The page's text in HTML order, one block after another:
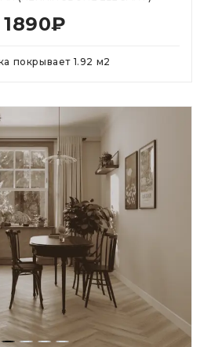
1890₽
покрывает 1.92 м2